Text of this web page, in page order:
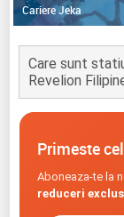
Cariere Jeka
Care sunt
Revelion
Primeste
Aboneaza-te la
reduceri